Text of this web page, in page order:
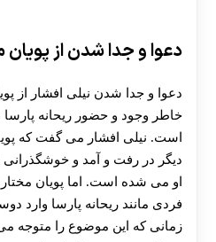
دعوا و جدا شدن از پویان
خاطر وجود و حضور ریحانه پارسا
است. نیلی افشار می‌ گفت که
دیگر در رفت و آمد و
او می شده است. اما پویان
فردی مانند ریحانه‌ پارسا وارد
زمانی که این موضوع را متوجه